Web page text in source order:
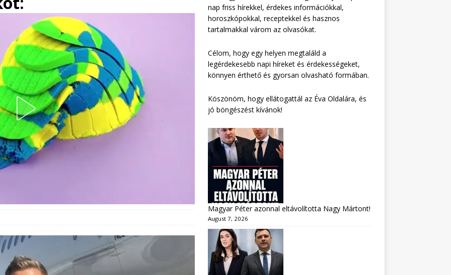
nap friss hírekkel, érdekes információkkal,
horoszkópokkal, receptekkel és hasznos
tartalmakkal várom az olvasókat.
Célom, hogy egy helyen megtaláld a
legérdekesebb napi híreket és érdekességeket,
könnyen érthető és gyorsan olvasható formában.
Köszönöm, hogy ellátogattál az Éva Oldalára, és
jó böngészést kívánok!
Magyar Péter azonnal eltávolította Nagy Mártont!
August 7, 2026